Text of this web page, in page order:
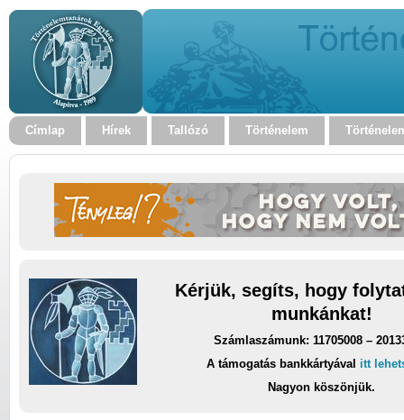
Címlap Hírek Tallózó Történelem
Kérjük, segíts, hogy
munkánkat!
Számlaszámunk: 11705008 –
A támogatás bankkártyával itt
Nagyon köszönjük.